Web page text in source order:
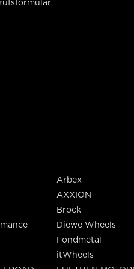
Arbex
AXXION
Brock
Diewe Wheels
Fondmetal
itWheels